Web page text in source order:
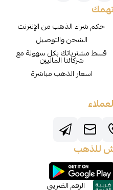
حكم شراء الذهب من الإنترنت
الشحن والتوصيل
قسط مشترياتك بكل سهولة مع
شركائنا الماليين
اسعار الذهب مباشرة
للذهب
الرقم الضريبي